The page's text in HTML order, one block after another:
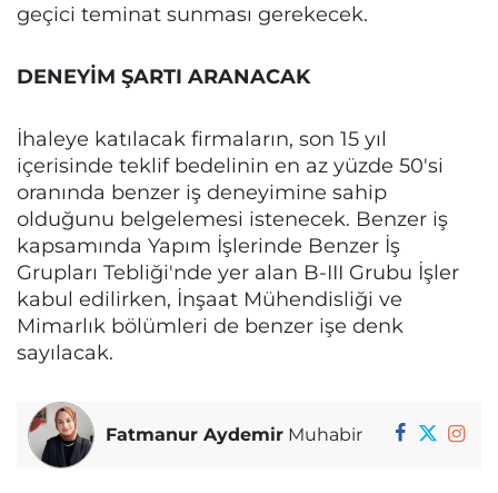
geçici teminat sunması gerekecek.
DENEYİM ŞARTI ARANACAK
İhaleye katılacak firmaların, son 15 yıl
içerisinde teklif bedelinin en az yüzde 50'si
oranında benzer iş deneyimine sahip
olduğunu belgelemesi istenecek. Benzer iş
kapsamında Yapım İşlerinde Benzer İş
Grupları Tebliği'nde yer alan B-III Grubu İşler
kabul edilirken, İnşaat Mühendisliği ve
Mimarlık bölümleri de benzer işe denk
sayılacak.
Fatmanur Aydemir Muhabir